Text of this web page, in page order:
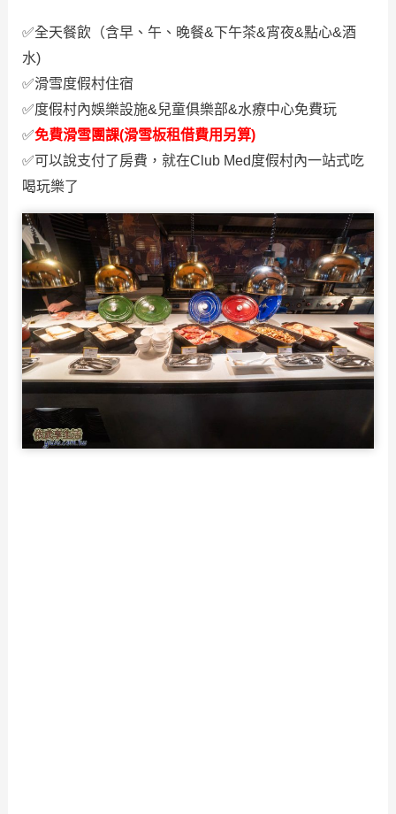
✅全天餐飲（含早、午、晚餐&下午茶&宵夜&點心&酒
水)
✅滑雪度假村住宿
✅度假村內娛樂設施&兒童俱樂部&水療中心免費玩
✅免費滑雪團課(滑雪板租借費用另算)
✅可以說支付了房費，就在Club Med度假村內一站式吃
喝玩樂了